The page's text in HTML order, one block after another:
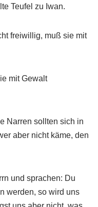
Teufel zu Iwan.
freiwillig, muß sie mit
mit Gewalt
Narren sollten sich in
aber nicht käme, den
und sprachen: Du
werden, so wird uns